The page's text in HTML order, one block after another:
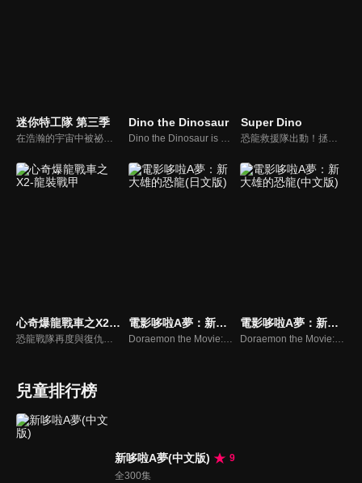
迷你特工隊 第三季
在浩瀚的宇宙中被祕密選召出的四個小動物，作爲迷你特工隊保護地球的和平，他們是最強戰士！數百年後宇宙海盜丹丹團三人組，在某個小行星發現了被封印的外星人，並解開封印讓其重見天日。這邪惡勢力籌劃在地球不斷製造危機，迷你特工隊爲保護地球，與邪惡勢力展開了激烈的戰鬥！
Dino the Dinosaur
Dino the Dinosaur is an ideal educational TV show for toddlers and preschoolers. Everyday, Dino learns shapes, colors, numbers and letters with enthusiasm. Both boys and girls will enjoy this show and learn with fun !
Super Dino
恐龍救援隊出動！拯救陷入危險的恐龍朋友們！ 為了拯救陷入危險的恐龍朋友們，恐龍救援隊就此組成！成員包括迪諾、凱菈、哈利、班尼、飛飛，以及擔任指揮官的天才少女喬伊。這個超萌的恐龍救援隊能成功拯救恐龍朋友並維護蹦蹦島的和平嗎？
心奇爆龍戰車之X2-龍裝戰甲
恐龍戰隊再度與復仇歸來的掌控者及其製造的魔方怪物們鬥智鬥勇，全力保護恐龍城市的故事。在愈發艱難的戰鬥過程中，恐龍戰隊成員們在新夥伴冰凝的技術支持下，運用魔方手錶陸續召喚出了全新的數碼恐龍和電磁恐龍，靠著智慧與謀略和不屈不撓的精神，成功擊敗了掌控者及其怪物軍團，維持了社會的秩序，恢復了城市的安寧。
電影哆啦A夢：新大雄的恐龍(日文版)
Doraemon the Movie:Nobita’s Dinosaur 2006
電影哆啦A夢：新大雄的恐龍(中文版)
Doraemon the Movie:Nobita’s Dinosaur 2006
兒童排行榜
新哆啦A夢(中文版)
9
全300集